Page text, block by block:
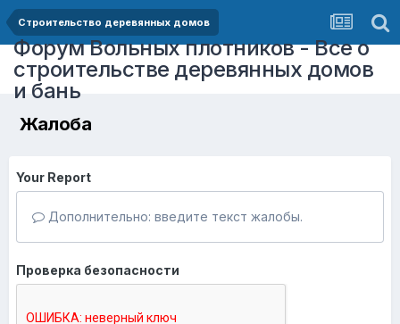
Строительство деревянных домов
Форум Вольных плотников - Все о
строительстве деревянных домов
и бань
Жалоба
Your Report
Дополнительно: введите текст жалобы.
Проверка безопасности